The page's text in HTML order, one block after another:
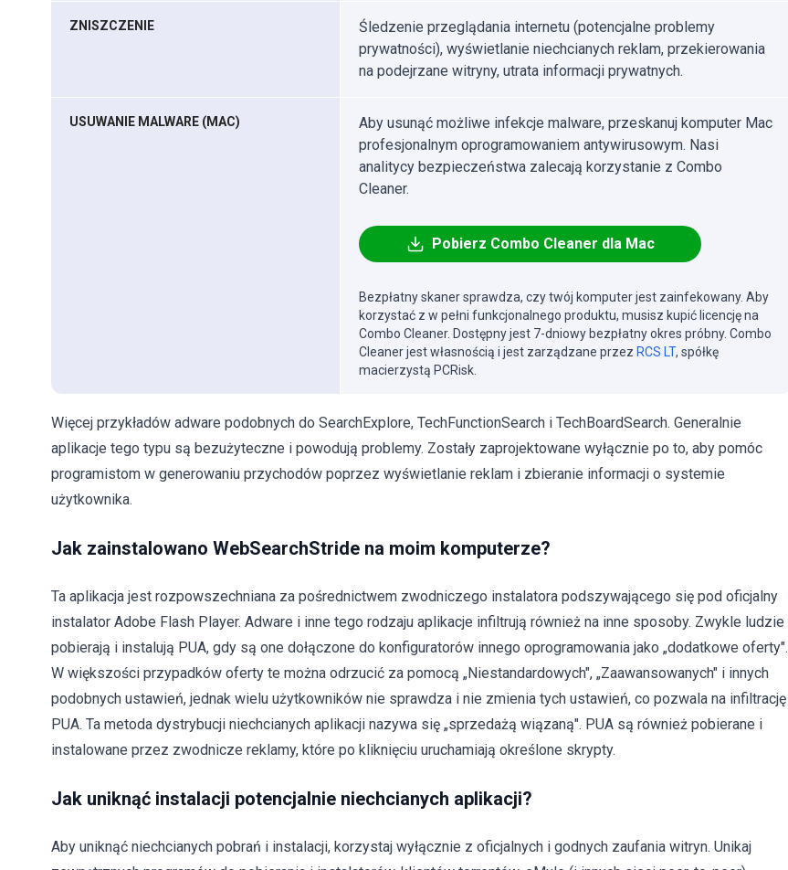
ZNISZCZENIE
Śledzenie przeglądania internetu (potencjalne problemy
prywatności), wyświetlanie niechcianych reklam, przekierowania
na podejrzane witryny, utrata informacji prywatnych.
USUWANIE MALWARE (MAC)
Aby usunąć możliwe infekcje malware, przeskanuj komputer Mac
profesjonalnym oprogramowaniem antywirusowym. Nasi
analitycy bezpieczeństwa zalecają korzystanie z Combo
Cleaner.
Pobierz Combo Cleaner dla Mac
Bezpłatny skaner sprawdza, czy twój komputer jest zainfekowany. Aby
korzystać z w pełni funkcjonalnego produktu, musisz kupić licencję na
Combo Cleaner. Dostępny jest 7-dniowy bezpłatny okres próbny. Combo
Cleaner jest własnością i jest zarządzane przez RCS LT, spółkę
macierzystą PCRisk.
Więcej przykładów adware podobnych do SearchExplore, TechFunctionSearch i TechBoardSearch. Generalnie
aplikacje tego typu są bezużyteczne i powodują problemy. Zostały zaprojektowane wyłącznie po to, aby pomóc
programistom w generowaniu przychodów poprzez wyświetlanie reklam i zbieranie informacji o systemie
użytkownika.
Jak zainstalowano WebSearchStride na moim komputerze?
Ta aplikacja jest rozpowszechniana za pośrednictwem zwodniczego instalatora podszywającego się pod oficjalny
instalator Adobe Flash Player. Adware i inne tego rodzaju aplikacje infiltrują również na inne sposoby. Zwykle ludzie
pobierają i instalują PUA, gdy są one dołączone do konfiguratorów innego oprogramowania jako „dodatkowe oferty".
W większości przypadków oferty te można odrzucić za pomocą „Niestandardowych", „Zaawansowanych" i innych
podobnych ustawień, jednak wielu użytkowników nie sprawdza i nie zmienia tych ustawień, co pozwala na infiltrację
PUA. Ta metoda dystrybucji niechcianych aplikacji nazywa się „sprzedażą wiązaną". PUA są również pobierane i
instalowane przez zwodnicze reklamy, które po kliknięciu uruchamiają określone skrypty.
Jak uniknąć instalacji potencjalnie niechcianych aplikacji?
Aby uniknąć niechcianych pobrań i instalacji, korzystaj wyłącznie z oficjalnych i godnych zaufania witryn. Unikaj